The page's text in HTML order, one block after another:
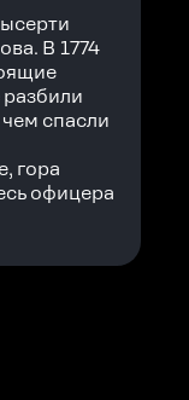
В 1774
спасли
гора
офицера